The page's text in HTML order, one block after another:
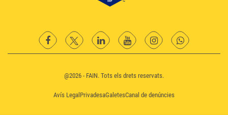
facebooktwitter LinkedinYouTubeinstagramWhatsapp
@2026 - FAIN. Tots els drets reservats.
Avís Legal PrivadesaGaletesCanal de denúncies